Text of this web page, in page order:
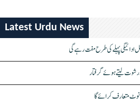
Latest Urdu News
نوٹ متعارف کرائے گا